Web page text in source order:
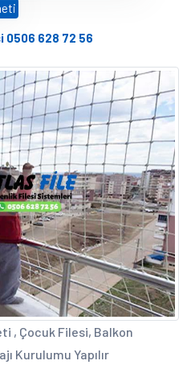
0506 628 72 56
, Çocuk Filesi, Balkon
Kurulumu Yapılır